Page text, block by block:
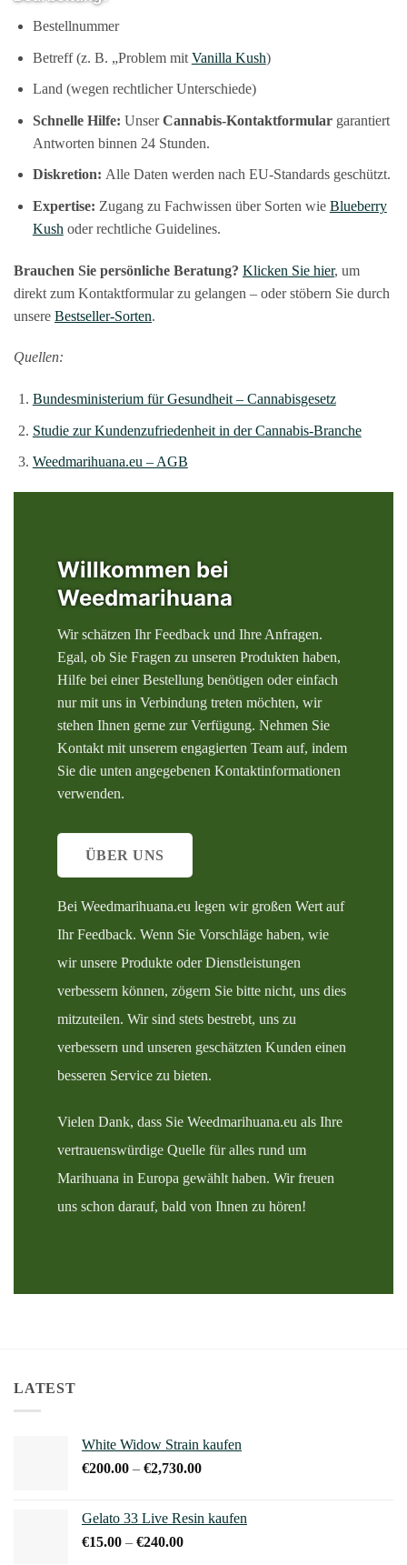
Willkommen bei
Weedmarihuana
Wir schätzen Ihr Feedback und Ihre Anfragen.
Egal, ob Sie Fragen zu unseren Produkten haben,
Hilfe bei einer Bestellung benötigen oder einfach
nur mit uns in Verbindung treten möchten, wir
stehen Ihnen gerne zur Verfügung. Nehmen Sie
Kontakt mit unserem engagierten Team auf, indem
Sie die unten angegebenen Kontaktinformationen
verwenden.
ÜBER UNS
Bei Weedmarihuana.eu legen wir großen Wert auf
Ihr Feedback. Wenn Sie Vorschläge haben, wie
wir unsere Produkte oder Dienstleistungen
verbessern können, zögern Sie bitte nicht, uns dies
mitzuteilen. Wir sind stets bestrebt, uns zu
verbessern und unseren geschätzten Kunden einen
besseren Service zu bieten.
Vielen Dank, dass Sie Weedmarihuana.eu als Ihre
vertrauenswürdige Quelle für alles rund um
Marihuana in Europa gewählt haben. Wir freuen
uns schon darauf, bald von Ihnen zu hören!
Bestellnummer
Betreff (z. B. „Problem mit Vanilla Kush)
Land (wegen rechtlicher Unterschiede)
Schnelle Hilfe: UnserCannabis-Kontaktformulargarantiert
Antworten binnen 24 Stunden.
Diskretion: Alle Daten werden nach EU-Standards geschützt.
Expertise: Zugang zu Fachwissen über Sorten wie Blueberry
Kush oder rechtliche Guidelines.
Brauchen Sie persönliche Beratung? Klicken Sie hier, um
direkt zum Kontaktformular zu gelangen – oder stöbern Sie durch
unsere Bestseller-Sorten.
Quellen:
Bundesministerium für Gesundheit – Cannabisgesetz
Studie zur Kundenzufriedenheit in der Cannabis-Branche
Weedmarihuana.eu – AGB
LATEST
White Widow Strain kaufen
€200.00 – €2,730.00Preisspanne:
€2,730.00
Gelato 33 Live Resin kaufen
€15.00 – €240.00Preisspanne: